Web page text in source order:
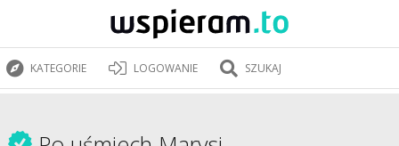
KATEGORIE LOGOWANIE SZUKAJ